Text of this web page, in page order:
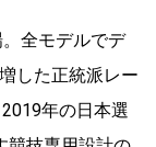
。全モデルでデ
した正統派レー
年の日本選